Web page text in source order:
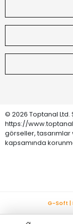
© 2026 Toptanal Ltd.
https://
görseller,
kapsamında
G-Soft |